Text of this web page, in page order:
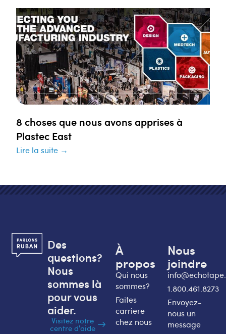
8 choses que nous avons apprises à
Plastec East
Lire la suite →
Des
questions?
Nous
sommes là
pour vous
aider.
Visitez notre
centre d'aide
À
propos
Qui nous
sommes?
Faites
carriere
chez nous
Nous
joindre
1.800.461.8273
Envoyez-
nous un
message